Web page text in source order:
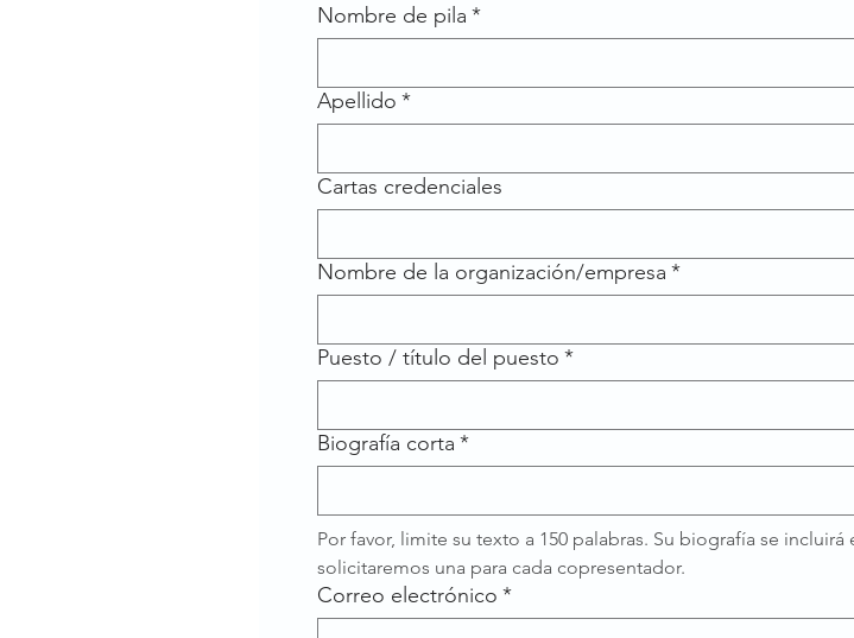
Nombre de pila *
Apellido *
Cartas credenciales
Nombre de la organización/empresa *
Puesto / título del puesto *
Biografía corta *
Por favor, limite su texto a 150 palabras. Su biografía se
solicitaremos una para cada copresentador.
Correo electrónico *